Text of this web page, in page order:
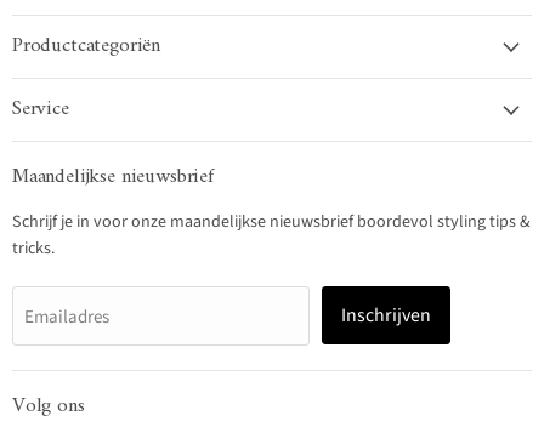
Productcategoriën
Service
Maandelijkse nieuwsbrief
Schrijf je in voor onze maandelijkse nieuwsbrief boordevol styling tips &
tricks.
Emailadres Inschrijven
Volg ons